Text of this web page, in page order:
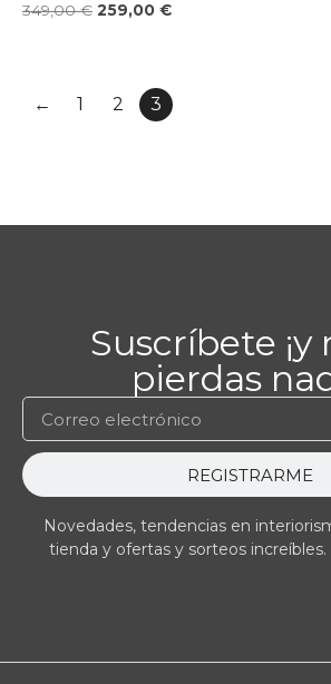
349,00€ 259,00 €
← 1 2 3
Suscríbete ¡y
pierdas
REGISTRARME
Novedades, tendencias en
tienda y ofertas y sorteos increíbles.